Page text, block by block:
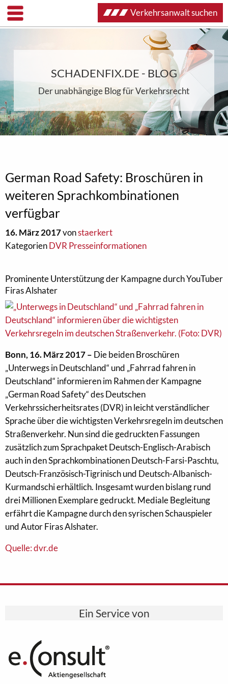
SCHADENFIX.DE - BLOG
Der unabhängige Blog für Verkehrsrecht
German Road Safety: Broschüren in
weiteren Sprachkombinationen
verfügbar
16. März 2017vonstaerkert
KategorienDVR Presseinformationen
Prominente Unterstützung der Kampagne durch YouTuber
Firas Alshater
Bonn, 16. März 2017 – Die beiden Broschüren
„Unterwegs in Deutschland“ und „Fahrrad fahren in
Deutschland“ informieren im Rahmen der Kampagne
„German Road Safety“ des Deutschen
Verkehrssicherheitsrates (DVR) in leicht verständlicher
Sprache über die wichtigsten Verkehrsregeln im deutschen
Straßenverkehr. Nun sind die gedruckten Fassungen
zusätzlich zum Sprachpaket Deutsch-Englisch-Arabisch
auch in den Sprachkombinationen Deutsch-Farsi-Paschtu,
Deutsch-Französisch-Tigrinisch und Deutsch-Albanisch-
Kurmandschi erhältlich. Insgesamt wurden bislang rund
drei Millionen Exemplare gedruckt. Mediale Begleitung
erfährt die Kampagne durch den syrischen Schauspieler
und Autor Firas Alshater.
Quelle: dvr.de
Ein Service von
Verkehrsanwalt suchen